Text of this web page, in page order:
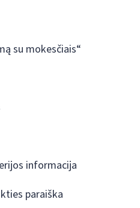
su mokesčiais“
informacija
paraiška